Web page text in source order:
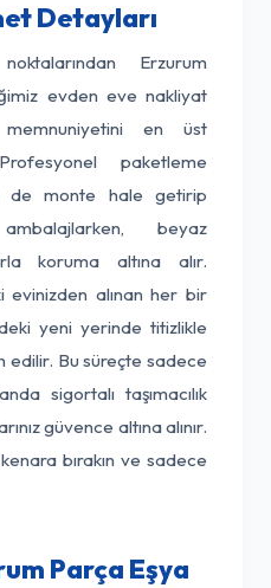
Detayları
Erzurum
evden eve nakliyat
en üst
paketleme
de monte hale getirip
beyaz
koruma altına alır.
evinizden alınan her bir
yeni yerinde titizlikle
edilir. Bu süreçte sadece
sigortalı taşımacılık
güvence altına alınır.
bırakın ve sadece
Parça Eşya